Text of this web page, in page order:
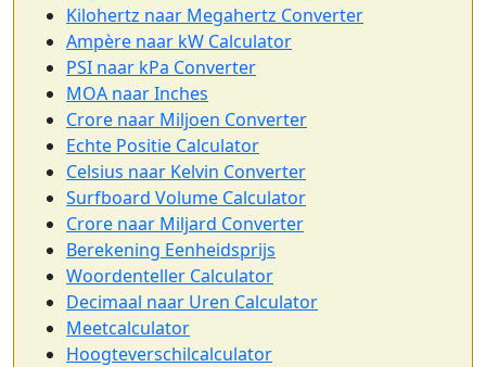
Kilohertz naar Megahertz Converter
Ampère naar kW Calculator
PSI naar kPa Converter
MOA naar Inches
Crore naar Miljoen Converter
Echte Positie Calculator
Celsius naar Kelvin Converter
Surfboard Volume Calculator
Crore naar Miljard Converter
Berekening Eenheidsprijs
Woordenteller Calculator
Decimaal naar Uren Calculator
Meetcalculator
Hoogteverschilcalculator